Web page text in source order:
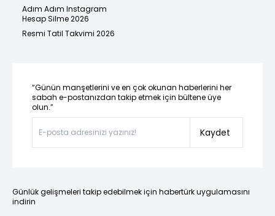
Adım Adım Instagram
Hesap Silme 2026
Resmi Tatil Takvimi 2026
“Günün manşetlerini ve en çok okunan haberlerini her
sabah e-postanızdan takip etmek için bültene üye
olun.”
Kaydet
Günlük gelişmeleri takip edebilmek için habertürk uygulamasını
indirin